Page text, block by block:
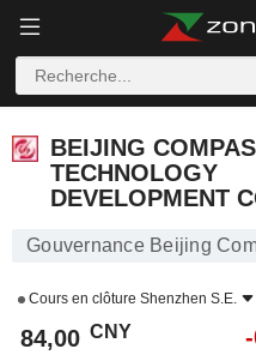
BEIJING
TECHNOLOGY
DEVELOPMENT
Gouvernance Beijing
Cours en clôture Shenzhen S.E.
84,00 CNY